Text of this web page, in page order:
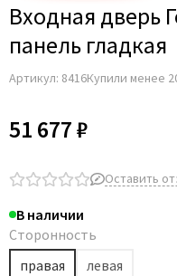
Входная дверь
панель гладкая
Артикул: 8416Купили менее
51 677 ₽
Оставить
В наличии
Сторонность
правая
левая